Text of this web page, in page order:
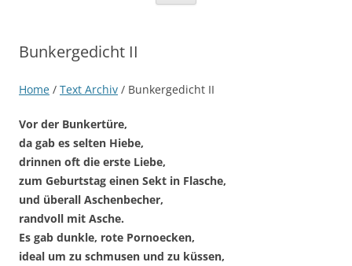
Bunkergedicht II
Home / Text Archiv / Bunkergedicht II
Vor der Bunkertüre,
da gab es selten Hiebe,
drinnen oft die erste Liebe,
zum Geburtstag einen Sekt in Flasche,
und überall Aschenbecher,
randvoll mit Asche.
Es gab dunkle, rote Pornoecken,
ideal um zu schmusen und zu küssen,